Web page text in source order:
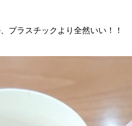
プラスチックより全然いい！！